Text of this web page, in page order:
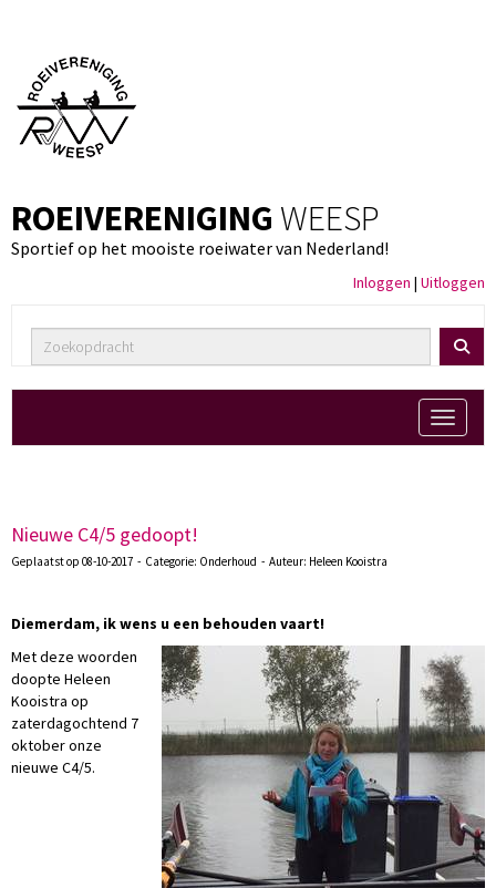
ROEIVERENIGING WEESP
Sportief op het mooiste roeiwater van Nederland!
Inloggen | Uitloggen
Toggle
Nieuwe C4/5 gedoopt!
Geplaatst op 08-10-2017 - Categorie: Onderhoud - Auteur: Heleen Kooistra
Diemerdam, ik wens u een behouden vaart!
Met deze woorden
doopte Heleen
Kooistra op
zaterdagochtend 7
oktober onze
nieuwe C4/5.